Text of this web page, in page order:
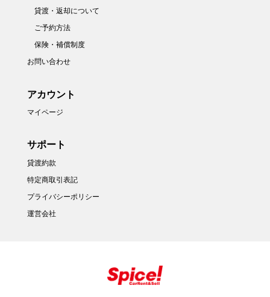
貸渡・返却について
ご予約方法
保険・補償制度
お問い合わせ
アカウント
マイページ
サポート
貸渡約款
特定商取引表記
プライバシーポリシー
運営会社